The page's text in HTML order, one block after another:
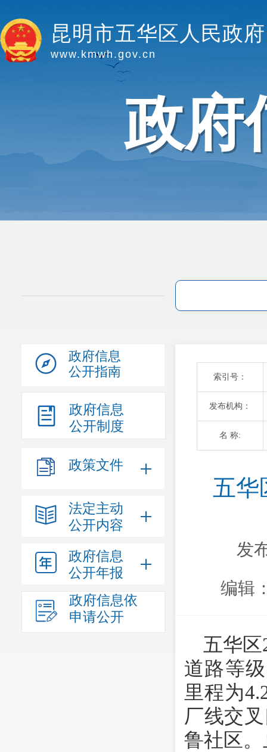
昆明市五华区人民政府
www.kmwh.gov.cn
政府
政府信息
公开指南
政府信息
公开制度
政策文件
法定主动
公开内容
政府信息
公开年报
政府信息依
申请公开
索引号：
发布机构：
名 称:
五华
发
编辑
五华区
道路等
里程为
厂线交
鲁社区